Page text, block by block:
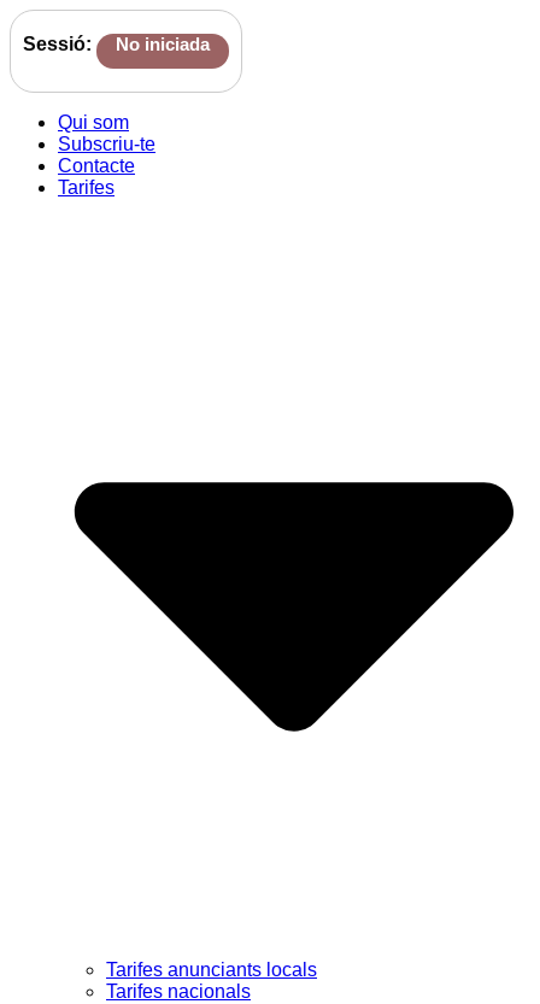
Sessió: No iniciada
Qui som
Subscriu-te
Contacte
Tarifes
Tarifes anunciants locals
Tarifes nacionals